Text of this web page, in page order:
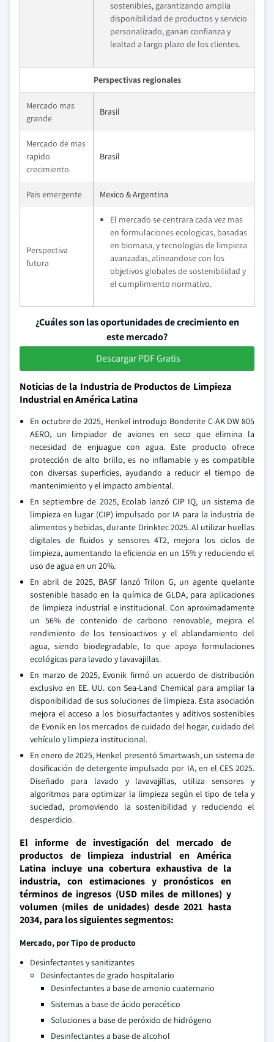
sostenibles, garantizando amplia
disponibilidad de productos y servicio
personalizado, ganan confianza y
lealtad a largo plazo de los clientes.
Perspectivas regionales
Mercado mas
grande
Brasil
Mercado de mas
rapido
crecimiento
Brasil
Pais emergente Mexico & Argentina
Perspectiva
futura
El mercado se centrara cada vez mas
en formulaciones ecologicas, basadas
en biomasa, y tecnologias de limpieza
avanzadas, alineandose con los
objetivos globales de sostenibilidad y
el cumplimiento normativo.
¿Cuáles son las oportunidades de crecimiento en
este mercado?
Descargar PDF Gratis
Noticias de la Industria de Productos de Limpieza
Industrial en América Latina
En octubre de 2025, Henkel introdujo Bonderite C-AK DW 805
AERO, un limpiador de aviones en seco que elimina la
necesidad de enjuague con agua. Este producto ofrece
protección de alto brillo, es no inflamable y es compatible
con diversas superficies, ayudando a reducir el tiempo de
mantenimiento y el impacto ambiental.
En septiembre de 2025, Ecolab lanzó CIP IQ, un sistema de
limpieza en lugar (CIP) impulsado por IA para la industria de
alimentos y bebidas, durante Drinktec 2025. Al utilizar huellas
digitales de fluidos y sensores 4T2, mejora los ciclos de
limpieza, aumentando la eficiencia en un 15% y reduciendo el
uso de agua en un 20%.
En abril de 2025, BASF lanzó Trilon G, un agente quelante
sostenible basado en la química de GLDA, para aplicaciones
de limpieza industrial e institucional. Con aproximadamente
un 56% de contenido de carbono renovable, mejora el
rendimiento de los tensioactivos y el ablandamiento del
agua, siendo biodegradable, lo que apoya formulaciones
ecológicas para lavado y lavavajillas.
En marzo de 2025, Evonik firmó un acuerdo de distribución
exclusivo en EE. UU. con Sea-Land Chemical para ampliar la
disponibilidad de sus soluciones de limpieza. Esta asociación
mejora el acceso a los biosurfactantes y aditivos sostenibles
de Evonik en los mercados de cuidado del hogar, cuidado del
vehículo y limpieza institucional.
En enero de 2025, Henkel presentó Smartwash, un sistema de
dosificación de detergente impulsado por IA, en el CES 2025.
Diseñado para lavado y lavavajillas, utiliza sensores y
algoritmos para optimizar la limpieza según el tipo de tela y
suciedad, promoviendo la sostenibilidad y reduciendo el
desperdicio.
El informe de investigación del mercado de
productos de limpieza industrial en América
Latina incluye una cobertura exhaustiva de la
industria, con estimaciones y pronósticos en
términos de ingresos (USD miles de millones) y
volumen (miles de unidades) desde 2021 hasta
2034, para los siguientes segmentos:
Mercado, porTipo de producto
Desinfectantes y sanitizantes
Desinfectantes de grado hospitalario
Desinfectantes a base de amonio cuaternario
Sistemas a base de ácido peracético
Soluciones a base de peróxido de hidrógeno
Desinfectantes a base de alcohol